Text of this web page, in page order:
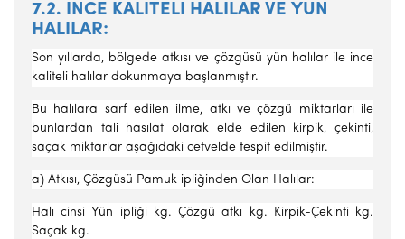
7.2. İNCE KALİTELİ HALILAR VE YÜN
HALILAR:
Son yıllarda, bölgede atkısı ve çözgüsü yün halılar ile ince
kaliteli halılar dokunmaya başlanmıştır.
Bu halılara sarf edilen ilme, atkı ve çözgü miktarları ile
bunlardan tali hasılat olarak elde edilen kirpik, çekinti,
saçak miktarlar aşağıdaki cetvelde tespit edilmiştir.
a) Atkısı, Çözgüsü Pamuk ipliğinden Olan Halılar:
Halı cinsi Yün ipliği kg. Çözgü atkı kg. Kirpik-Çekinti kg.
Saçak kg.